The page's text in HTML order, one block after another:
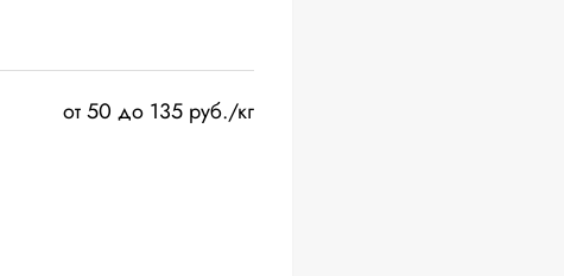
от 50 до 135 руб./кг